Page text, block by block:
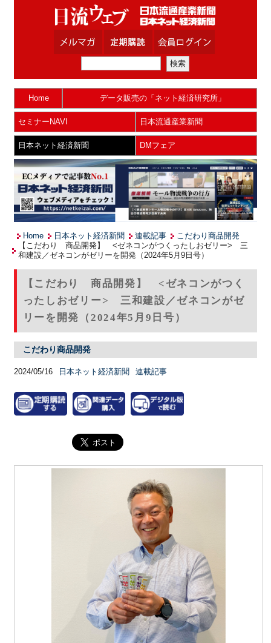
Home データ販売の「ネット経済研究所」
セミナーNAVI 日本流通産業新聞
日本ネット経済新聞 DMフェア
Home 日本ネット経済新聞 連載記事
こだわり商品開発
【こだわり 商品開発】 <ゼネコンがつくったしおゼリー> 三
和建設／ゼネコンがゼリーを開発（2024年5月9日号）
【こだわり 商品開発】 <ゼネコンがつく
ったしおゼリー> 三和建設／ゼネコンがゼ
リーを開発（2024年5月9日号）
こだわり商品開発
2024/05/16 日本ネット経済新聞 連載記事